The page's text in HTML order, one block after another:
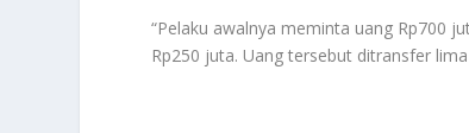
“Pelaku awalnya meminta uang Rp700
Rp250 juta. Uang tersebut ditransfer